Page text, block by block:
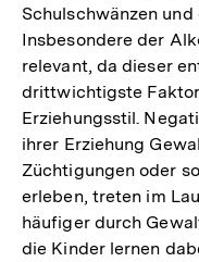
Schulschwänzen
Insbesondere der
relevant, da dieser
drittwichtigste
Erziehungsstil.
ihrer Erziehung
Züchtigungen oder
erleben, treten im
häufiger durch
die Kinder lernen